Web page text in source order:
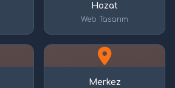
Hozat
Web Tasarım
Merkez